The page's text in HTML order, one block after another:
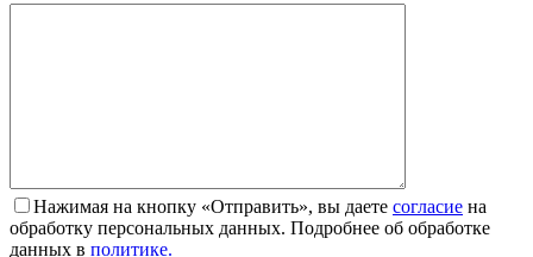
Нажимая на кнопку «Отправить», вы даете согласие на
обработку персональных данных. Подробнее об обработке
данных в политике.